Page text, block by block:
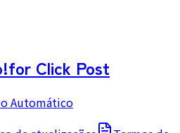
for Click Post
Automático